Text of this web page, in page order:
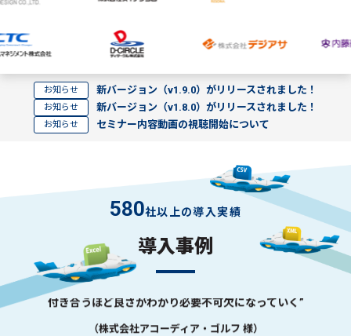
お知らせ 新バージョン（v1.9.0）がリリースされました！
お知らせ 新バージョン（v1.8.0）がリリースされました！
お知らせ セミナー内容動画の視聴開始について
580社以上の導入実績
導入事例
（株式会社日立製作所 様）
“ぜひ当社のように
システム導入を軌道に乗せる喜びを感じ、
苦しんでいる「誰か」を
楽にしてあげて欲しいと願います。”
（ヤクルトサポートビジネス株式会社 様）
“私にとっては相棒であり、右腕ですね。
付き合うほど良さがわかり必要不可欠になっていく”
（株式会社アコーディア・ゴルフ 様）
“xoBlosが無ければ、